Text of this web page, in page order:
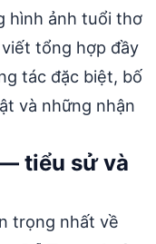
hình ảnh tuổi thơ
tổng hợp đầy
tác đặc biệt, bố
và những nhận
tiểu sử và
trọng nhất về